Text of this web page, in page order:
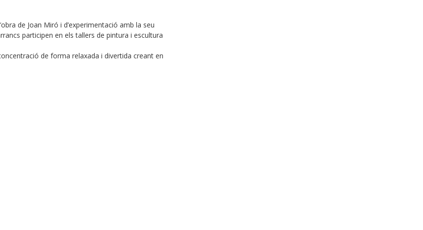
de Joan Miró i d’experimentació amb la seu
participen en els tallers de pintura i escultura
de forma relaxada i divertida creant en